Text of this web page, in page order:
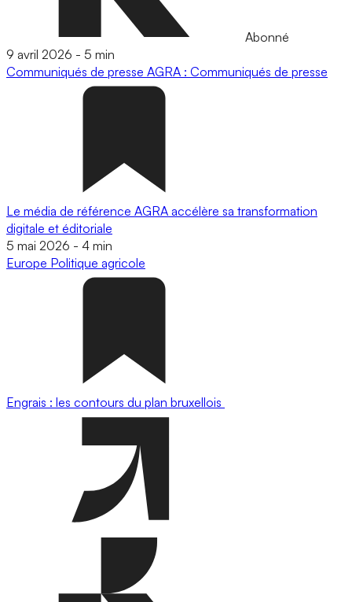
Abonné
9 avril 2026 - 5 min
Communiqués de presse AGRA : Communiqués de presse
Le média de référence AGRA accélère sa transformation
digitale et éditoriale
5 mai 2026 - 4 min
Europe Politique agricole
Engrais : les contours du plan bruxellois